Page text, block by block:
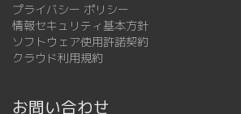
プライバシー ポリシー
情報セキュリティ基本方針
ソフトウェア使用許諾契約
クラウド利用規約
お問い合わせ